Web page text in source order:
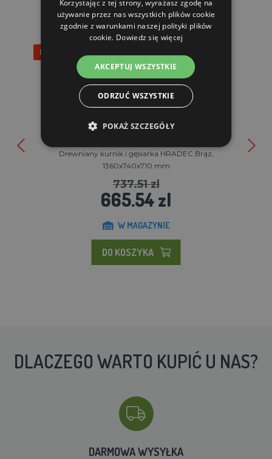
Rabat 10%
Drewniany kurnik i gęsiarka HRADEC Brąz,
1360x740x710 mm
737.51 zl
665.54 zl
W MAGAZYNIE
DO KOSZYKA
DLACZEGO WARTO KUPIĆ U NAS?
DARMOWA WYSYŁKA
Korzystając z tej strony, wyrażasz zgodę na
używanie przez nas wszystkich plików cookie
zgodnie z warunkami naszej polityki plików
cookie. Dowiedz się więcej
AKCEPTUJ WSZYSTKIE
ODRZUĆ WSZYSTKIE
POKAŻ SZCZEGÓŁY